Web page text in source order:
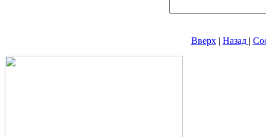
Вверх| Назад |